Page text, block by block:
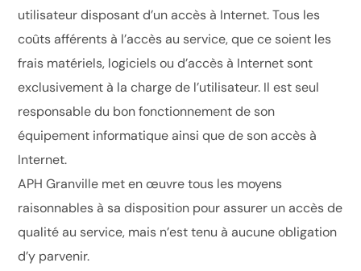
utilisateur disposant d’un accès à Internet. Tous les
coûts afférents à l’accès au service, que ce soient les
frais matériels, logiciels ou d’accès à Internet sont
exclusivement à la charge de l’utilisateur. Il est seul
responsable du bon fonctionnement de son
équipement informatique ainsi que de son accès à
Internet.
APH Granville met en œuvre tous les moyens
raisonnables à sa disposition pour assurer un accès de
qualité au service, mais n’est tenu à aucune obligation
d’y parvenir.